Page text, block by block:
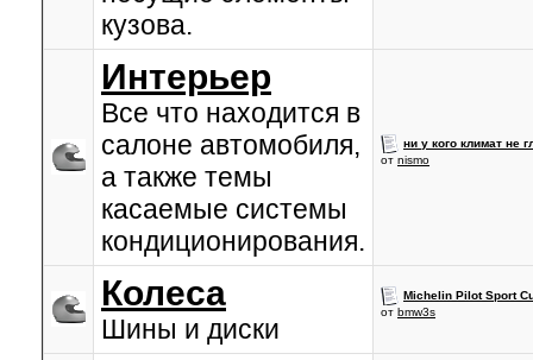
кузова.
Интерьер
Все что находится в
салоне автомобиля,
а также темы
касаемые системы
кондиционирования.
ни у кого климат не
от nismo
Колеса
Шины и диски
Michelin Pilot Sport
от bmw3s